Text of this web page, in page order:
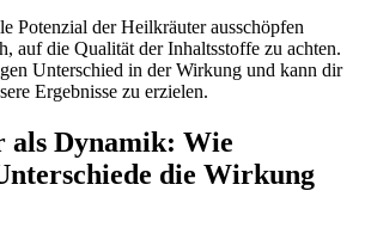
Potenzial der⁣ Heilkräuter‍ ausschöpfen
auf die Qualität der Inhaltsstoffe zu achten.
⁤Unterschied in ⁢der Wirkung und kann dir
Ergebnisse zu⁢ erzielen.
als Dynamik: ⁢Wie
die Wirkung